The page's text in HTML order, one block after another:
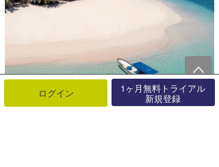
ログイン 1ヶ月無料トライアル
新規登録